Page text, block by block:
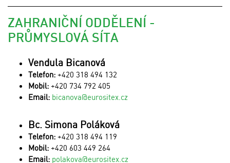
ZAHRANIČNÍ ODDĚLENÍ -
PRŮMYSLOVÁ SÍTA
Vendula Bicanová
Telefon: +420 318 494 132
Mobil: +420 734 792 405
Email: bicanova@eurositex.cz
Bc. Simona Poláková
Telefon: +420 318 494 119
Mobil: +420 603 449 264
Email: polakova@eurositex.cz